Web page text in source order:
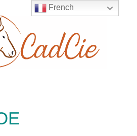
French